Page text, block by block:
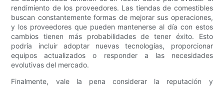
rendimiento de los proveedores. Las tiendas de comestibles
buscan constantemente formas de mejorar sus operaciones,
y los proveedores que pueden mantenerse al día con estos
cambios tienen más probabilidades de tener éxito. Esto
podría incluir adoptar nuevas tecnologías, proporcionar
equipos actualizados o responder a las necesidades
evolutivas del mercado.
Finalmente, vale la pena considerar la reputación y